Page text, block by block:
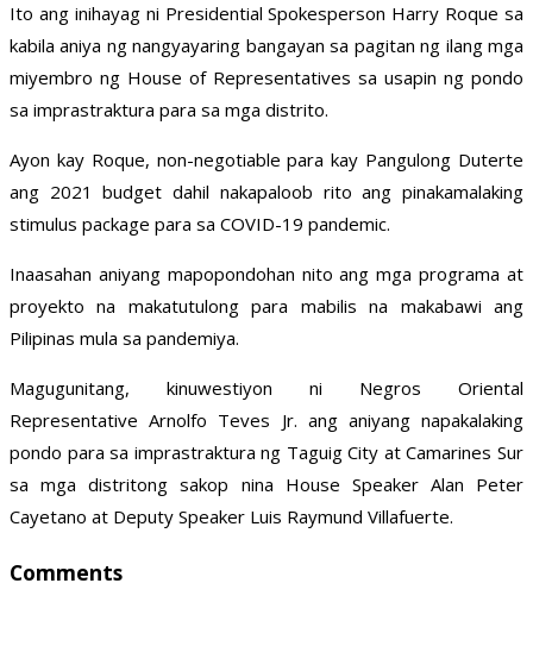
Ito ang inihayag ni Presidential Spokesperson Harry Roque sa
kabila aniya ng nangyayaring bangayan sa pagitan ng ilang mga
miyembro ng House of Representatives sa usapin ng pondo
sa imprastraktura para sa mga distrito.
Ayon kay Roque, non-negotiable para kay Pangulong Duterte
ang 2021 budget dahil nakapaloob rito ang pinakamalaking
stimulus package para sa COVID-19 pandemic.
Inaasahan aniyang mapopondohan nito ang mga programa at
proyekto na makatutulong para mabilis na makabawi ang
Pilipinas mula sa pandemiya.
Magugunitang, kinuwestiyon ni Negros Oriental
Representative Arnolfo Teves Jr. ang aniyang napakalaking
pondo para sa imprastraktura ng Taguig City at Camarines Sur
sa mga distritong sakop nina House Speaker Alan Peter
Cayetano at Deputy Speaker Luis Raymund Villafuerte.
Comments